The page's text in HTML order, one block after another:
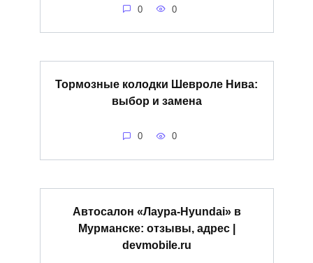
0 0
Тормозные колодки Шевроле Нива:
выбор и замена
0 0
Автосалон «Лаура-Hyundai» в
Мурманске: отзывы, адрес |
devmobile.ru